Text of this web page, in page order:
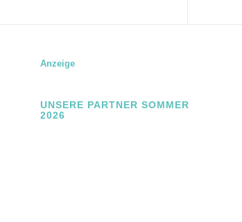
Anzeige
UNSERE PARTNER SOMMER
2026